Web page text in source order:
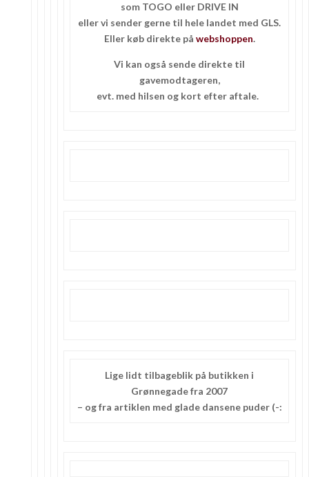
som TOGO eller DRIVE IN
eller vi sender gerne til hele landet med GLS.
Eller køb direkte på webshoppen.
Vi kan også sende direkte til
gavemodtageren,
evt. med hilsen og kort efter aftale.
Lige lidt tilbageblik på butikken i
Grønnegade fra 2007
– og fra artiklen med glade dansene puder (-: